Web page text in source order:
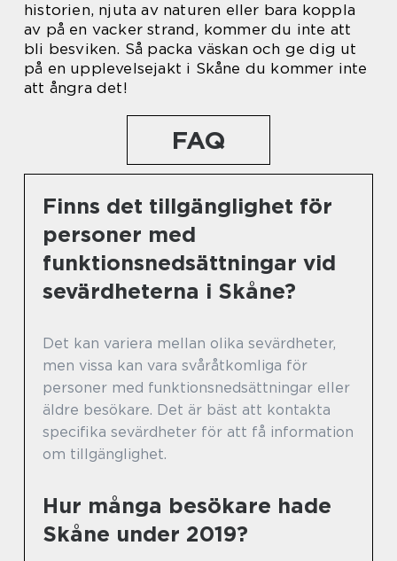
historien, njuta av naturen eller bara koppla
av på en vacker strand, kommer du inte att
bli besviken. Så packa väskan och ge dig ut
på en upplevelsejakt i Skåne du kommer inte
att ångra det!
FAQ
Finns det tillgänglighet för
personer med
funktionsnedsättningar vid
sevärdheterna i Skåne?
Det kan variera mellan olika sevärdheter,
men vissa kan vara svåråtkomliga för
personer med funktionsnedsättningar eller
äldre besökare. Det är bäst att kontakta
specifika sevärdheter för att få information
om tillgänglighet.
Hur många besökare hade
Skåne under 2019?